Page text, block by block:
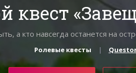
квест
а кто навсегда останется на
Ролевые квесты